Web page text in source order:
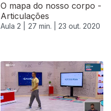
O mapa do nosso corpo -
Articulações
Aula 2 | 27 min. | 23 out. 2020